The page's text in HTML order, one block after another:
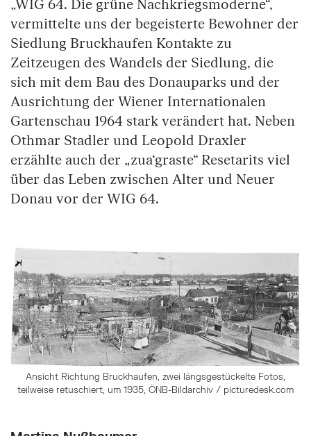
„WIG 64. Die grüne Nachkriegsmoderne“,
vermittelte uns der begeisterte Bewohner der
Siedlung Bruckhaufen Kontakte zu
Zeitzeugen des Wandels der Siedlung, die
sich mit dem Bau des Donauparks und der
Ausrichtung der Wiener Internationalen
Gartenschau 1964 stark verändert hat. Neben
Othmar Stadler und Leopold Draxler
erzählte auch der „zua‘graste“ Resetarits viel
über das Leben zwischen Alter und Neuer
Donau vor der WIG 64.
Ansicht Richtung Bruckhaufen, zwei längsgestückelte Fotos,
teilweise retuschiert, um 1935, ÖNB-Bildarchiv / picturedesk.com